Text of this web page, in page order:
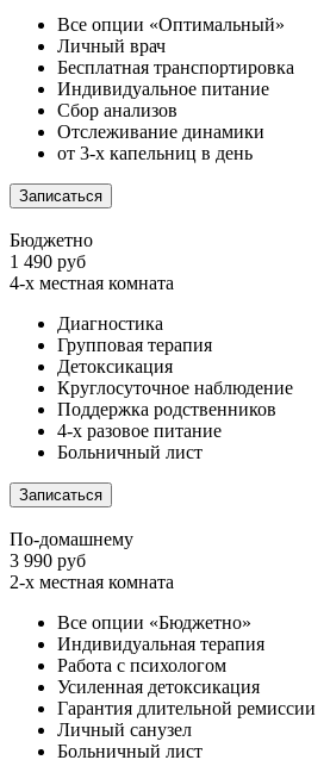
Все опции «Оптимальный»
Личный врач
Бесплатная транспортировка
Индивидуальное питание
Сбор анализов
Отслеживание динамики
от 3-х капельниц в день
Записаться
Бюджетно
1 490 руб
4-х местная комната
Диагностика
Групповая терапия
Детоксикация
Круглосуточное наблюдение
Поддержка родственников
4-х разовое питание
Больничный лист
Записаться
По-домашнему
3 990 руб
2-х местная комната
Все опции «Бюджетно»
Индивидуальная терапия
Работа с психологом
Усиленная детоксикация
Гарантия длительной ремиссии
Личный санузел
Больничный лист